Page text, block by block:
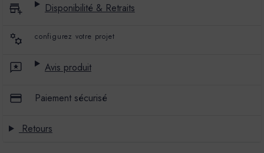
Disponibilité & Retraits
configurez votre projet
Avis produit
Paiement sécurisé
Retours